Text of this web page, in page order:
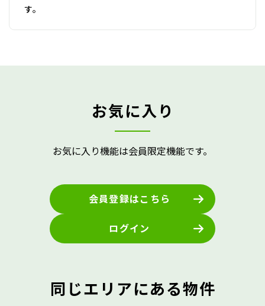
す。
お気に入り
お気に入り機能は会員限定機能です。
会員登録はこちら
ログイン
同じエリアにある物件